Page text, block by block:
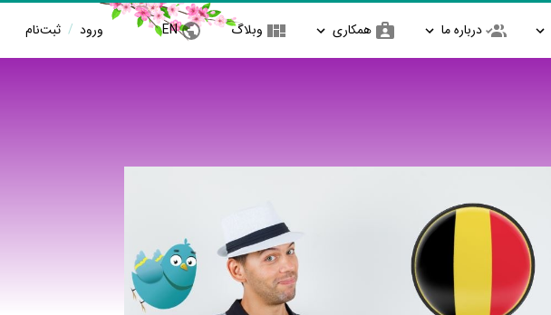
درباره ما همکاری وبلاگ EN ورود / ثبت‌نام